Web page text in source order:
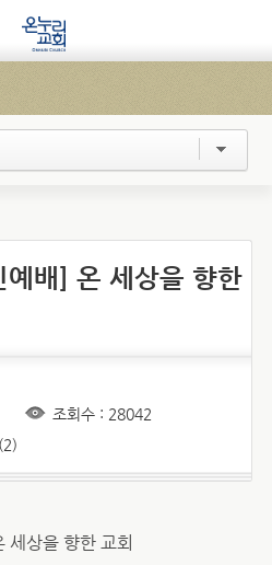
배] 온 세상을 향한
조회수 : 28042
상을 향한 교회